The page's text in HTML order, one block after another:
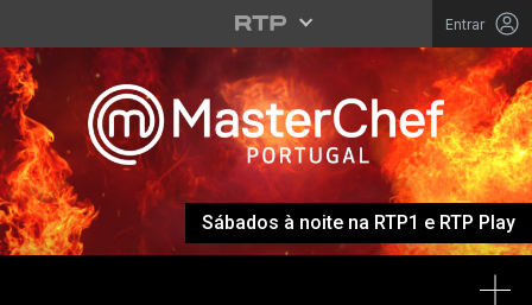
Entrar
Sábados à noite na RTP1 e RTP Play